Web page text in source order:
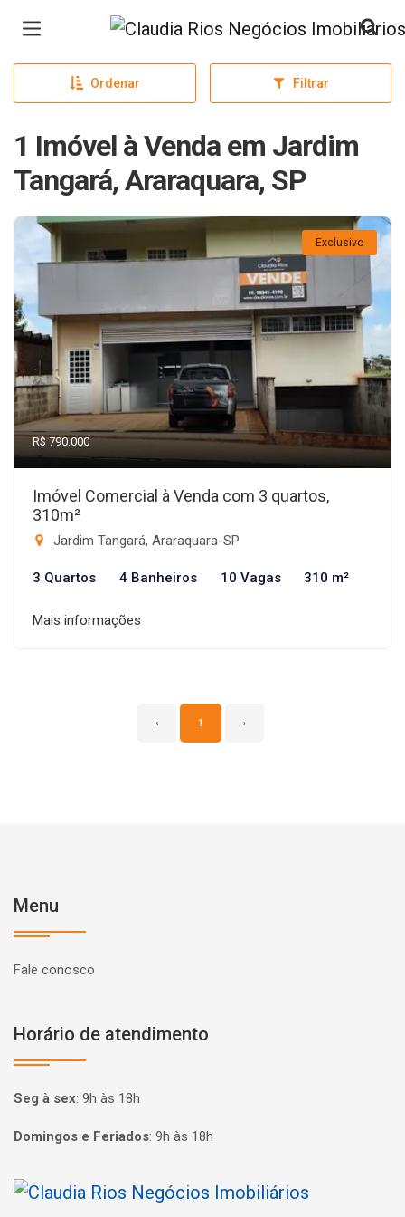
Página inicial
Ordenar Filtrar
1 Imóvel à Venda em Jardim
Tangará, Araraquara, SP
Exclusivo
R$ 790.000
Imóvel Comercial à Venda com 3 quartos,
310m²
Jardim Tangará, Araraquara-SP
3 Quartos 4 Banheiros 10 Vagas 310 m²
Mais informações
‹ 1 ›
Menu
Fale conosco
Horário de atendimento
Seg à sex: 9h às 18h
Domingos e Feriados: 9h às 18h
Página inicial